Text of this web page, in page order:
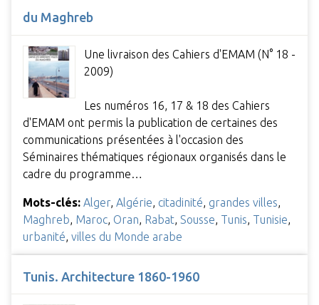
du Maghreb
Une livraison des Cahiers d'EMAM (N° 18 -
2009)
Les numéros 16, 17 & 18 des Cahiers
d'EMAM ont permis la publication de certaines des
communications présentées à l'occasion des
Séminaires thématiques régionaux organisés dans le
cadre du programme…
Mots-clés: Alger, Algérie citadinité grandes villes
Maghreb Maroc Oran Rabat Sousse Tunis Tunisie
urbanité villes du Monde arabe
Tunis. Architecture 1860-1960